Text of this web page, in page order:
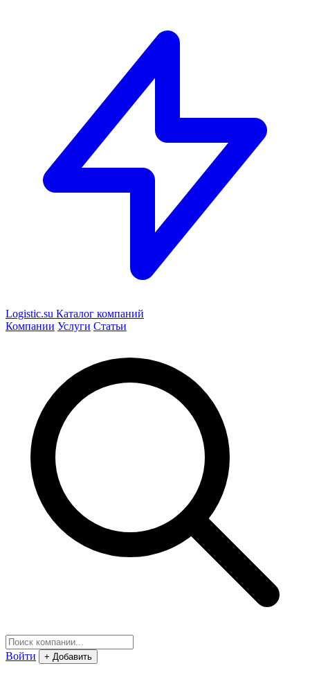
Logistic.su Каталог компаний
Компании Услуги Статьи
Войти + Добавить